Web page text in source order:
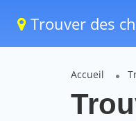
Trouver des
Accueil